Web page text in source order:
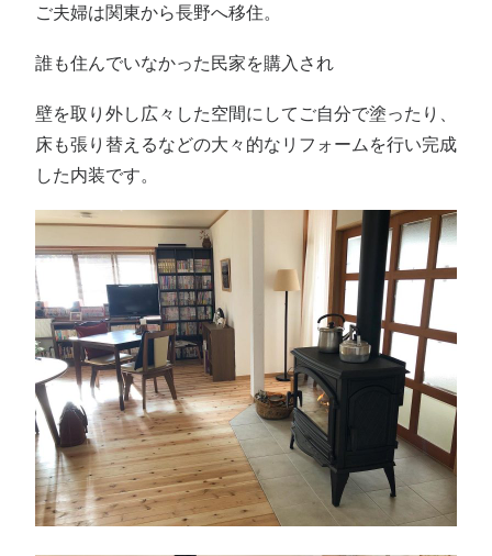
ご夫婦は関東から長野へ移住。
誰も住んでいなかった民家を購入され
壁を取り外し広々した空間にしてご自分で塗ったり、
床も張り替えるなどの大々的なリフォームを行い完成
した内装です。